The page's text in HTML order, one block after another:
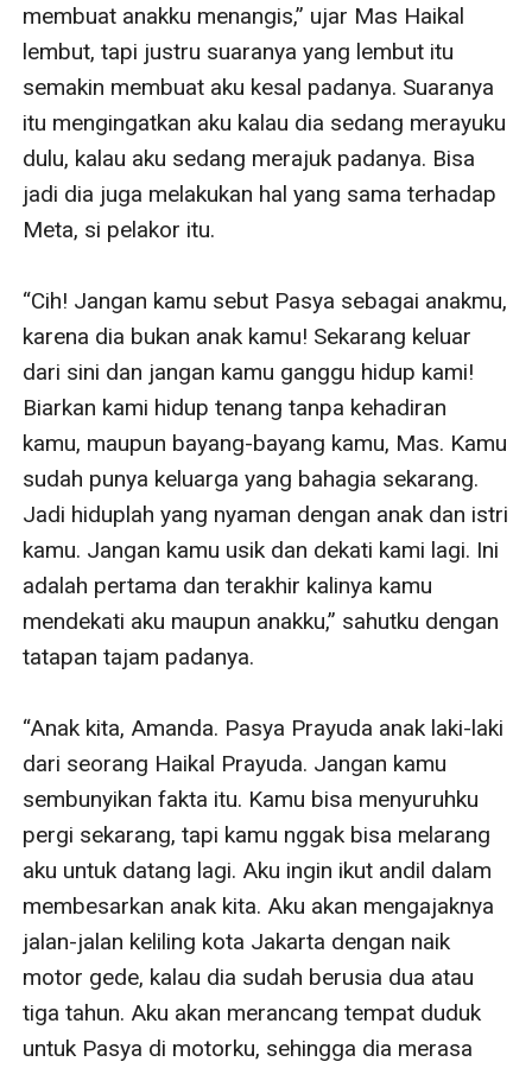
membuat anakku menangis,” ujar Mas Haikal
lembut, tapi justru suaranya yang lembut itu
semakin membuat aku kesal padanya. Suaranya
itu mengingatkan aku kalau dia sedang merayuku
dulu, kalau aku sedang merajuk padanya. Bisa
jadi dia juga melakukan hal yang sama terhadap
Meta, si pelakor itu.
“Cih! Jangan kamu sebut Pasya sebagai anakmu,
karena dia bukan anak kamu! Sekarang keluar
dari sini dan jangan kamu ganggu hidup kami!
Biarkan kami hidup tenang tanpa kehadiran
kamu, maupun bayang-bayang kamu, Mas. Kamu
sudah punya keluarga yang bahagia sekarang.
Jadi hiduplah yang nyaman dengan anak dan istri
kamu. Jangan kamu usik dan dekati kami lagi. Ini
adalah pertama dan terakhir kalinya kamu
mendekati aku maupun anakku,” sahutku dengan
tatapan tajam padanya.
“Anak kita, Amanda. Pasya Prayuda anak laki-laki
dari seorang Haikal Prayuda. Jangan kamu
sembunyikan fakta itu. Kamu bisa menyuruhku
pergi sekarang, tapi kamu nggak bisa melarang
aku untuk datang lagi. Aku ingin ikut andil dalam
membesarkan anak kita. Aku akan mengajaknya
jalan-jalan keliling kota Jakarta dengan naik
motor gede, kalau dia sudah berusia dua atau
tiga tahun. Aku akan merancang tempat duduk
untuk Pasya di motorku, sehingga dia merasa